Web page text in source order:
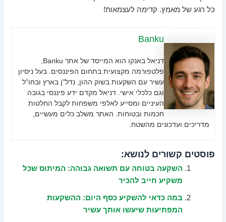
כל רגע של מאמץ. קדימה לעצמאות!
Banku
פלטפורמה מקצועית בתחום הפיננסים. בעל ניסיון
עשיר עם השקעות בשוק ההון, נדל"ן בארץ ובחו"ל
וגם כלכלי אישי. דניאל מקדם ידע פיננסי בגובה
העיניים ומסייע לאלפי משפחות לקבל החלטות
חכמות ובטוחות. האתר משלב כלים מעשיים,
מדריכים ועדכונים מהשטח.
פוסטים קשורים לנושא:
השקעה בטוחה עם תשואה גבוהה: המיתוס שכל
משקיע חייב להכיר
במה כדאי להשקיע כסף היום: ההשקעות
המפתיעות שיעשו אותך עשיר